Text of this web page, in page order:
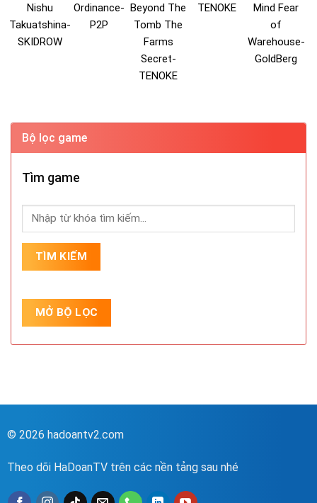
Nishu
Takuatshina-
SKIDROW
Ordinance-
P2P
Beyond The
Tomb The
Farms
Secret-
TENOKE
TENOKE
Mind Fear
of
Warehouse-
GoldBerg
Bộ lọc game
Tìm game
© 2026 hadoantv2.com
Theo dõi HaDoanTV trên các nền tảng sau nhé